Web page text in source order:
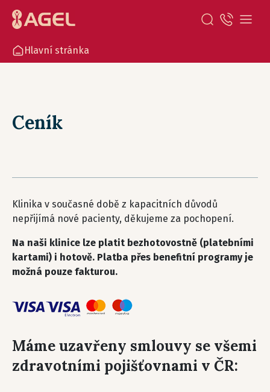
Hlavní stránka
Ceník
Klinika v současné době z kapacitních důvodů
nepřijímá nové pacienty, děkujeme za pochopení.
Na naši klinice lze platit bezhotovostně (platebními
kartami) i hotově. Platba přes benefitní programy je
možná pouze fakturou.
Máme uzavřeny smlouvy se všemi
zdravotními pojišťovnami v ČR: